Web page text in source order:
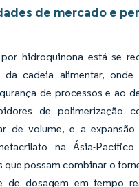
de mercado e
hidroquinona está se
da cadeia alimentar,
de processos e ao
de polimerização
de volume, e a
na Ásia-
que possam combinar o
de dosagem em tempo